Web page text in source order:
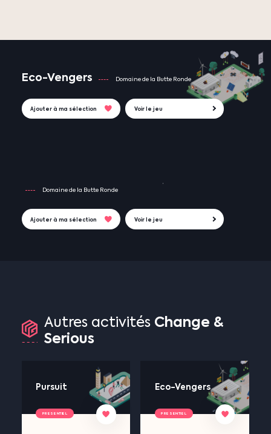
Eco-Vengers Domaine de la Butte Ronde
Ajouter à ma sélection Voir le jeu
Domaine de la Butte Ronde
Ajouter à ma sélection Voir le jeu
Autres activités Change &
Serious
Pursuit
PRESENTIEL
Eco-Vengers
PRESENTIEL